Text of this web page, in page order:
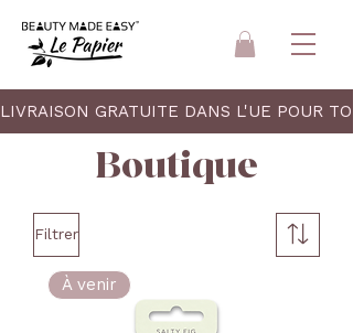
LIVRAISON GRATUITE DANS L'UE POUR
Boutique
Filtrer
À venir